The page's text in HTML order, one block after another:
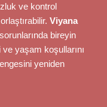
ve kontrol
Viyana
bireyin
yaşam koşullarını
yeniden